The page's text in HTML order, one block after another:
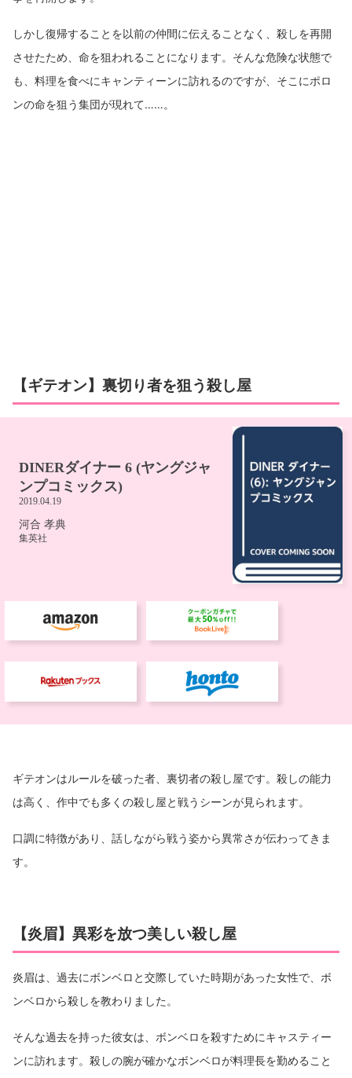
しかし復帰することを以前の仲間に伝えることなく、殺しを再開
させたため、命を狙われることになります。そんな危険な状態で
も、料理を食べにキャンティーンに訪れるのですが、そこにポロ
ンの命を狙う集団が現れて……。
【ギテオン】裏切り者を狙う殺し屋
ギテオンはルールを破った者、裏切者の殺し屋です。殺しの能力
は高く、作中でも多くの殺し屋と戦うシーンが見られます。
口調に特徴があり、話しながら戦う姿から異常さが伝わってきま
す。
【炎眉】異彩を放つ美しい殺し屋
炎眉は、過去にボンベロと交際していた時期があった女性で、ボ
ンベロから殺しを教わりました。
そんな過去を持った彼女は、ボンベロを殺すためにキャスティー
ンに訪れます。殺しの腕が確かなボンベロが料理長を勤めること